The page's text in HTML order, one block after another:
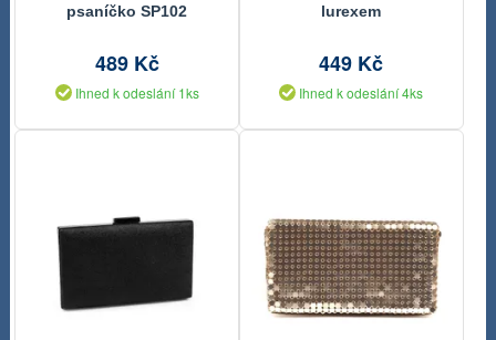
psaníčko SP102
489 Kč
Ihned k odeslání 1ks
lurexem
449 Kč
Ihned k odeslání 4ks